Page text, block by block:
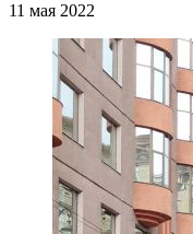
11 мая 2022